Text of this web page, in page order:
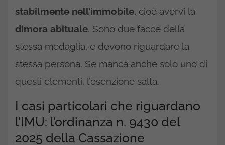
stabilmente nell’immobile, cioè avervi la
dimora abituale. Sono due facce della
stessa medaglia, e devono riguardare la
stessa persona. Se manca anche solo uno di
questi elementi, l’esenzione salta.
I casi particolari che riguardano
l’IMU: l’ordinanza n. 9430 del
2025 della Cassazione